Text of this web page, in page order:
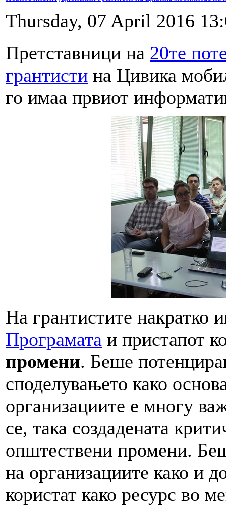
Thursday, 07 April 2016
Претставници на 20те
грантисти на Цивика
го имаа првиот
На грантистите накратко
Програмата и пристапот
промени. Беше
споделувањето како
организациите е многу
се, така создадената
општествени промени.
на организациите како и
користат како ресурс во